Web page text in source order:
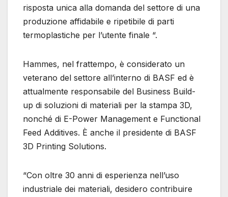
risposta unica alla domanda del settore di una
produzione affidabile e ripetibile di parti
termoplastiche per l’utente finale “.
Hammes, nel frattempo, è considerato un
veterano del settore all’interno di BASF ed è
attualmente responsabile del Business Build-
up di soluzioni di materiali per la stampa 3D,
nonché di E-Power Management e Functional
Feed Additives. È anche il presidente di BASF
3D Printing Solutions.
“Con oltre 30 anni di esperienza nell’uso
industriale dei materiali, desidero contribuire